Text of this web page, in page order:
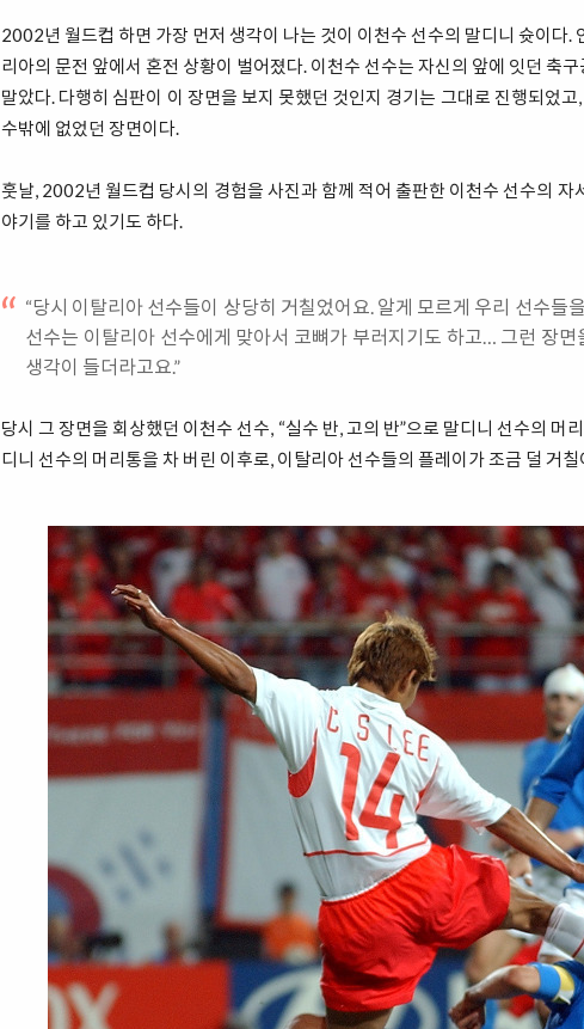
2002년 월드컵 하면 가장 먼저 생각이 나는 것이 이천수 선수의 말디니 슛이다.
리아의 문전 앞에서 혼전 상황이 벌어졌다. 이천수 선수는 자신의 앞에 잇던 축
말았다. 다행히 심판이 이 장면을 보지 못했던 것인지 경기는 그대로 진행되었
수밖에 없었던 장면이다.
훗날, 2002년 월드컵 당시의 경험을 사진과 함께 적어 출판한 이천수 선수의 자
야기를 하고 있기도 하다.
“당시 이탈리아 선수들이 상당히 거칠었어요. 알게 모르게 우리 선수들
선수는 이탈리아 선수에게 맞아서 코뼈가 부러지기도 하고… 그런 장
생각이 들더라고요.”
당시 그 장면을 회상했던 이천수 선수, “실수 반, 고의 반”으로 말디니 선수의 머
디니 선수의 머리통을 차 버린 이후로, 이탈리아 선수들의 플레이가 조금 덜 거칠